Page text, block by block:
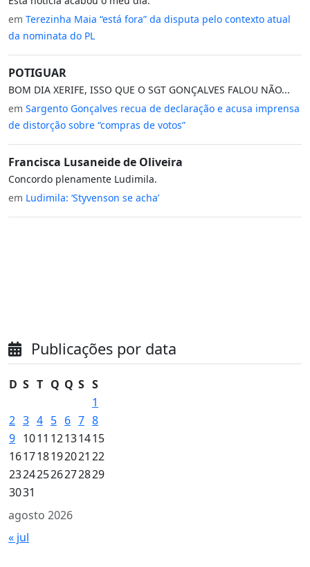
em Terezinha Maia “está fora” da disputa pelo contexto atual
da nominata do PL
POTIGUAR
BOM DIA XERIFE, ISSO QUE O SGT GONÇALVES FALOU NÃO...
em Sargento Gonçalves recua de declaração e acusa imprensa
de distorção sobre “compras de votos”
Francisca Lusaneide de Oliveira
Concordo plenamente Ludimila.
em Ludimila: ‘Styvenson se acha’
Publicações por data
agosto 2026
D S T Q Q S S
1
2 3 4 5 6 7 8
9 1011 12131415
161718192021 22
23242526272829
3031
« jul